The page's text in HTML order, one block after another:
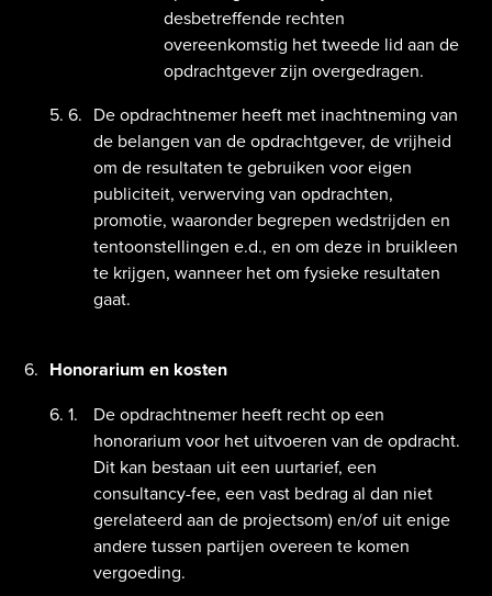
desbetreffende rechten
overeenkomstig het tweede lid aan de
opdrachtgever zijn overgedragen.
De opdrachtnemer heeft met inachtneming van
de belangen van de opdrachtgever, de vrijheid
om de resultaten te gebruiken voor eigen
publiciteit, verwerving van opdrachten,
promotie, waaronder begrepen wedstrijden en
tentoonstellingen e.d., en om deze in bruikleen
te krijgen, wanneer het om fysieke resultaten
gaat.
Honorarium en kosten
De opdrachtnemer heeft recht op een
honorarium voor het uitvoeren van de opdracht.
Dit kan bestaan uit een uurtarief, een
consultancy-fee, een vast bedrag al dan niet
gerelateerd aan de projectsom) en/of uit enige
andere tussen partijen overeen te komen
vergoeding.